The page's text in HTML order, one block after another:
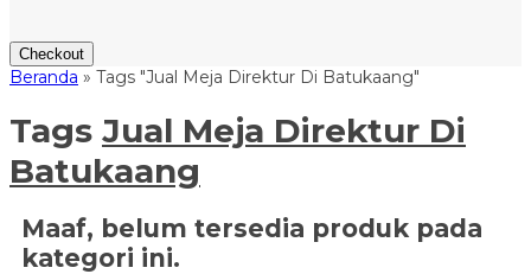
Checkout
Beranda » Tags "Jual Meja Direktur Di Batukaang"
Tags Jual Meja Direktur Di
Batukaang
Maaf, belum tersedia produk pada
kategori ini.